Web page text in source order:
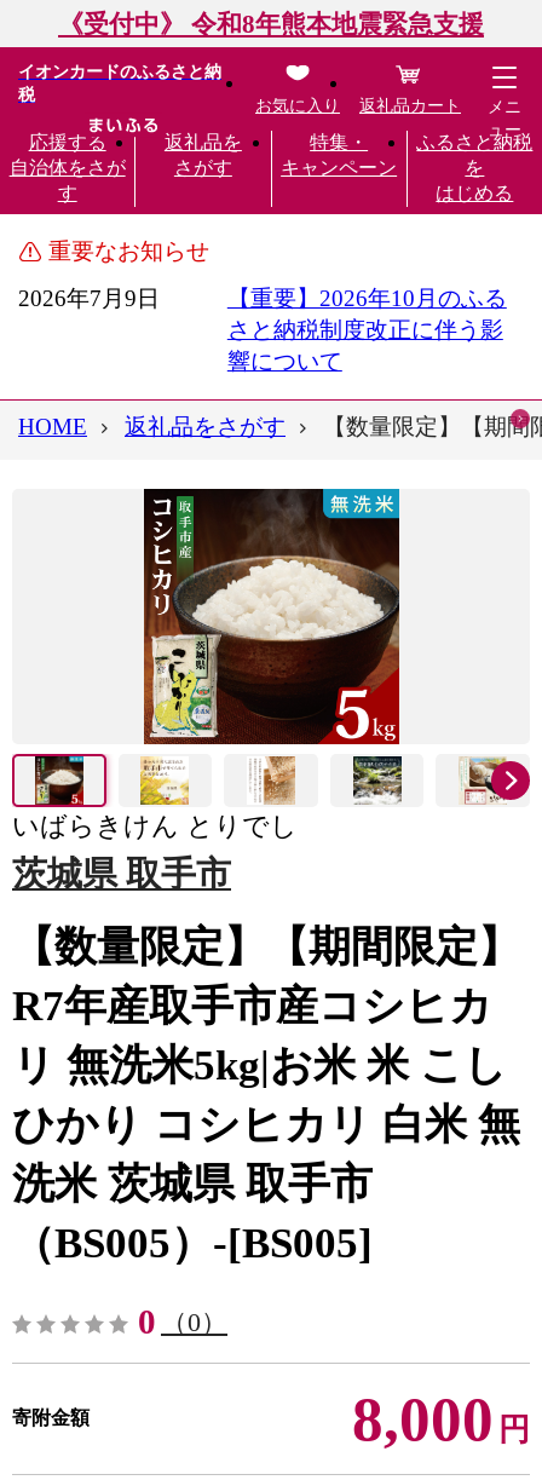
《受付中》 令和8年熊本地震緊急支援
イオンカードのふるさと納
税
応援する
自治体をさが
す
返礼品を
さがす
特集・
キャンペーン
ふるさと納税
を
はじめる
お気に入り 返礼品カート
メニ
ュー
重要なお知らせ
2026年7月9日
【重要】2026年10月のふる
さと納税制度改正に伴う影
響について
HOME 返礼品をさがす 【数量限定】【期
いばらきけん とりでし
茨城県 取手市
【数量限定】【期間限定】
R7年産取手市産コシヒカ
リ 無洗米5kg|お米 米 こし
ひかり コシヒカリ 白米 無
洗米 茨城県 取手市
（BS005）-[BS005]
0 （0）
寄附金額 8,000 円